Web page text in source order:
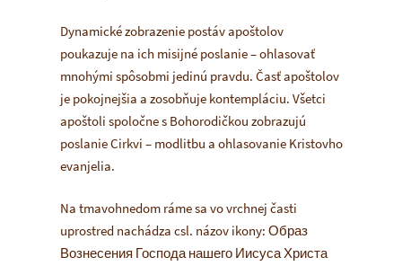
Dynamické zobrazenie postáv apoštolov
poukazuje na ich misijné poslanie – ohlasovať
mnohými spôsobmi jedinú pravdu. Časť apoštolov
je pokojnejšia a zosobňuje kontempláciu. Všetci
apoštoli spoločne s Bohorodičkou zobrazujú
poslanie Cirkvi – modlitbu a ohlasovanie Kristovho
evanjelia.
Na tmavohnedom ráme sa vo vrchnej časti
uprostred nachádza csl. názov ikony: Образ
Вознесения Господа нашего Иисуса Христа